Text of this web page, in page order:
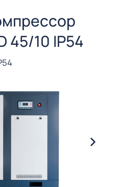
45/10 IP54